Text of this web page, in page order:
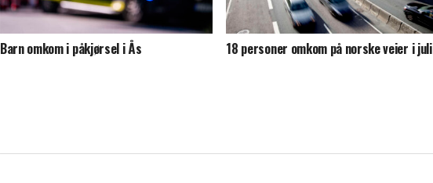
Barn omkom i påkjørsel i Ås 18 personer omkom på norske veier i juli